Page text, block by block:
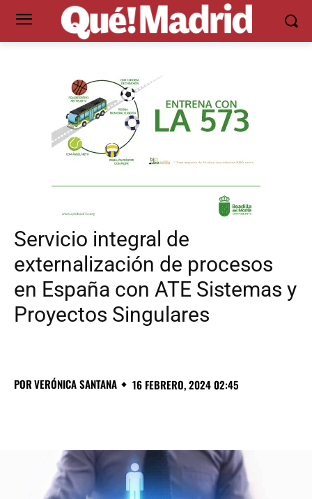
Servicio integral de
externalización de procesos
en España con ATE Sistemas y
Proyectos Singulares
PORVERÓNICA SANTANA 16 FEBRERO, 2024 02:45